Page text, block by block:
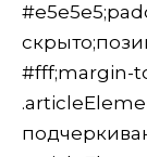
#fff;margin-